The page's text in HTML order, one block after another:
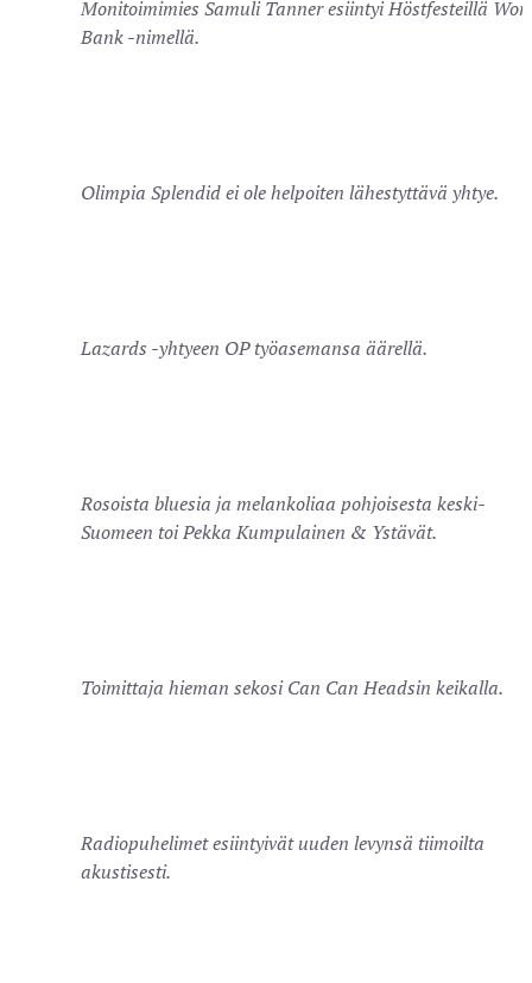
Monitoimimies Samuli Tanner esiintyi Höstfesteillä
Bank -nimellä.
Olimpia Splendid ei ole helpoiten lähestyttävä yhtye.
Lazards -yhtyeen OP työasemansa äärellä.
Rosoista bluesia ja melankoliaa pohjoisesta keski-
Suomeen toi Pekka Kumpulainen & Ystävät.
Toimittaja hieman sekosi Can Can Headsin keikalla.
Radiopuhelimet esiintyivät uuden levynsä tiimoilta
akustisesti.